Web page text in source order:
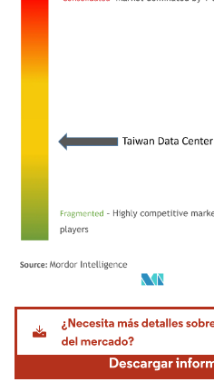
Imagen © Mordor Intelligence. El uso